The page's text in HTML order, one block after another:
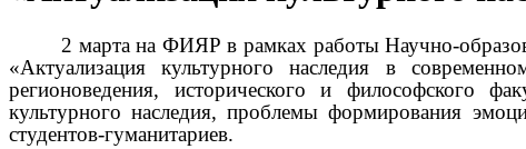
2 марта на ФИЯР в рамках работы Научно-
«Актуализация культурного наследия в
регионоведения, исторического и философского
культурного наследия, проблемы формирования
студентов-гуманитариев.